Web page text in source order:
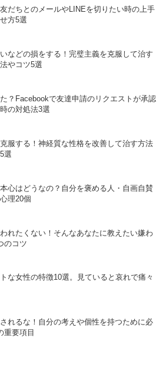
だちとのメールやLINEを切りたい時の上手
方5選
などの損をする！完璧主義を克服して治す
やコツ5選
？Facebookで友達申請のリクエストが承認
の対処法3選
服する！神経質な性格を改善して治す方法
選
心はどうなの？自分を褒める人・自画自賛
理20個
れたくない！そんなあなたに教えたい嫌わ
のコツ
な女性の特徴10選。見ていると哀れで痛々
れるな！自分の考えや個性を持つために必
重要項目